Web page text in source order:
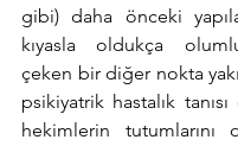
gibi) daha önceki
kıyasla oldukça
çeken bir diğer nokta
psikiyatrik hastalık
hekimlerin tutumlarını